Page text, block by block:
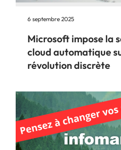
6 septembre 2025
Microsoft impose la
cloud automatique
révolution discrète